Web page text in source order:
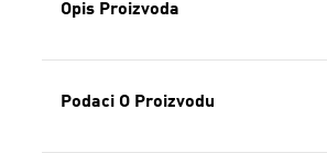
Opis Proizvoda
Podaci O Proizvodu